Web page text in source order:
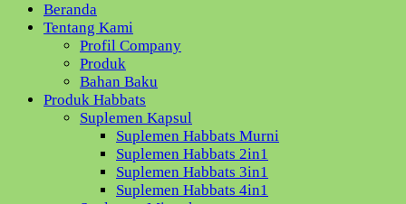
Beranda
Tentang Kami
Profil Company
Produk
Bahan Baku
Produk Habbats
Suplemen Kapsul
Suplemen Habbats Murni
Suplemen Habbats 2in1
Suplemen Habbats 3in1
Suplemen Habbats 4in1